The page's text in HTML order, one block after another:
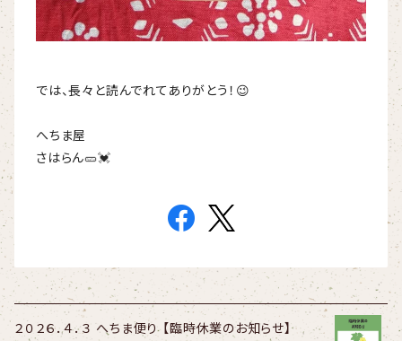
では、長々と読んでれてありがとう！😉
へちま屋
さはらん🥒💓
２０２６．４．３ へちま便り 【臨時休業のお知らせ】